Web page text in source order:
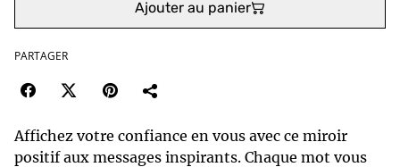
Ajouter au panier
PARTAGER
Affichez votre confiance en vous avec ce miroir
positif aux messages inspirants. Chaque mot vous